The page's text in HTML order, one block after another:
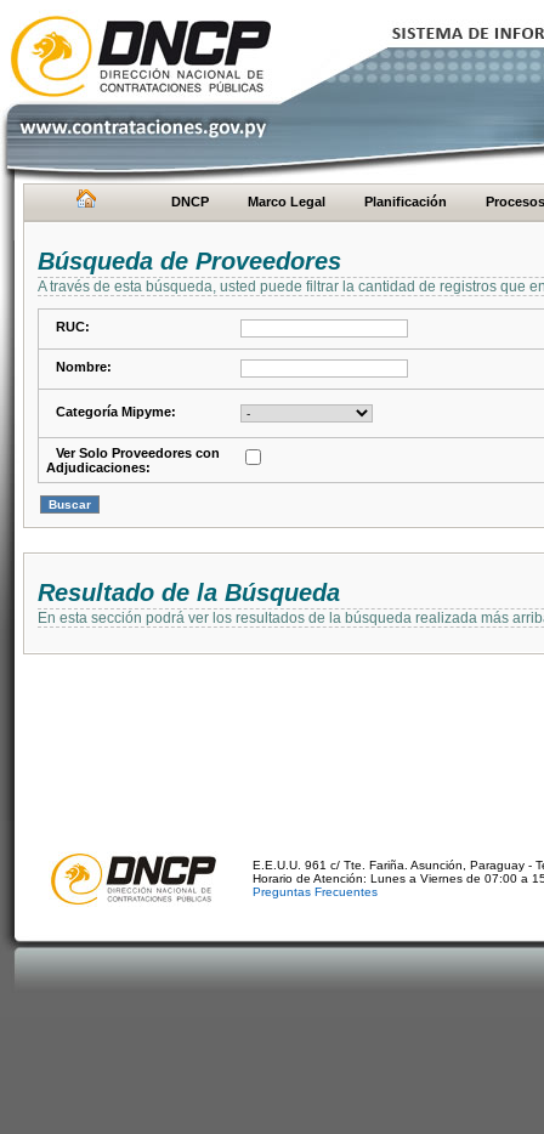
DNCP Marco Legal Planificación Procesos
Búsqueda de Proveedores
A través de esta búsqueda, usted puede filtrar la cantidad de registros que
RUC:
Nombre:
Categoría Mipyme:
Ver Solo Proveedores con
Adjudicaciones:
Resultado de la Búsqueda
En esta sección podrá ver los resultados de la búsqueda realizada más
E.E.U.U. 961 c/ Tte. Fariña. Asunción, Paraguay -
Horario de Atención: Lunes a Viernes de 07:00 a
Preguntas Frecuentes